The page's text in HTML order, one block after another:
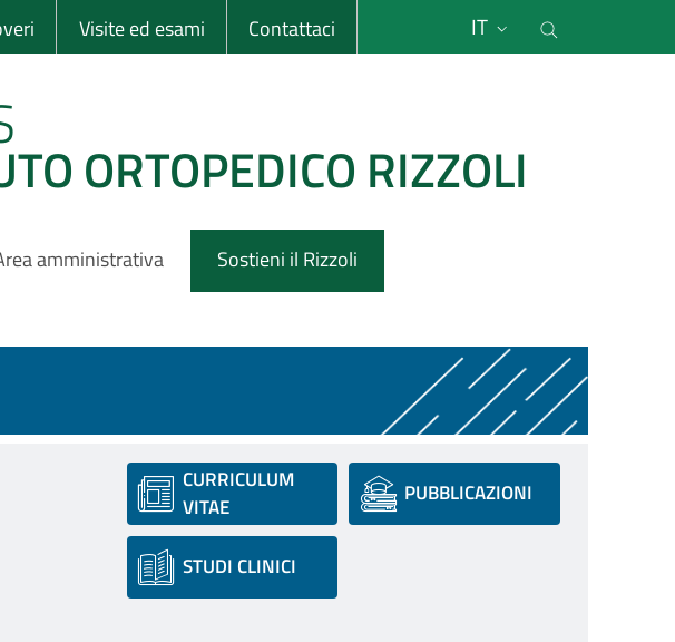
Rizzoli
Visite ed esami Contattaci IT
ORTOPEDICO RIZZOLI
amministrativa Sostieni il Rizzoli
CURRICULUM
VITAE
PUBBLICAZIONI
STUDI CLINICI